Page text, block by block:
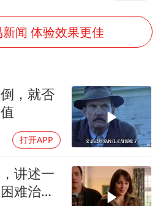
州全市有序停课
36岁男演员成景区NPC后人气爆棚
新疆优化调整景区内自驾服务费
全民健身事业高质量发展
享全民健身 共筑健康中国
闻 体验效果更佳
，就否
打开APP
讲述一
难治疗